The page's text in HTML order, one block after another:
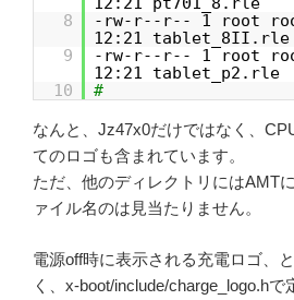
8
-rw-r--r-- 1 root
12:21 tablet_8II.rle
9
-rw-r--r-- 1 root
12:21 tablet_p2.rle
10
#
なんと、Jz47x0だけではなく、
てのロゴも含まれています。
ただ、他のディレクトリにはAMT
ァイル名のは見当たりません。
電源off時に表示される充電ロゴ、
く、x-boot/include/charge_logo.h